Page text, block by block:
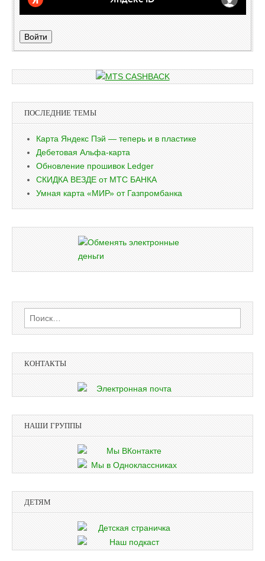
Войти
ПОСЛЕДНИЕ ТЕМЫ
Карта Яндекс Пэй — теперь и в пластике
Дебетовая Альфа-карта
Обновление прошивок Ledger
СКИДКА ВЕЗДЕ от МТС БАНКА
Умная карта «МИР» от Газпромбанка
Найти:
КОНТАКТЫ
НАШИ ГРУППЫ
ДЕТЯМ